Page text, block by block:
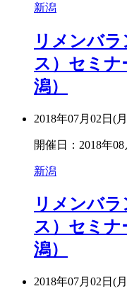
新潟
リメンバ
ス）セミナ
潟）
2018年07月02日(
開催日：2018年
新潟
リメンバ
ス）セミナ
潟）
2018年07月02日(